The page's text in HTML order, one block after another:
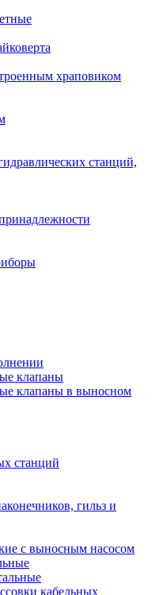
храповиком
станций,
клапаны
клапаны в выносном
станций
гильз и
с выносным насосом
кабельных